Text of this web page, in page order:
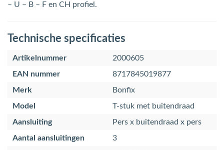
– U – B – F en CH profiel.
Technische specificaties
Artikelnummer
2000605
EAN nummer
8717845019877
Merk
Bonfix
Model
T-stuk met buitendraad
Aansluiting
Pers x buitendraad x pers
Aantal aansluitingen
3